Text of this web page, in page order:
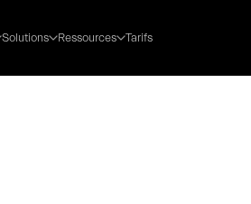
Solutions Ressources Tarifs